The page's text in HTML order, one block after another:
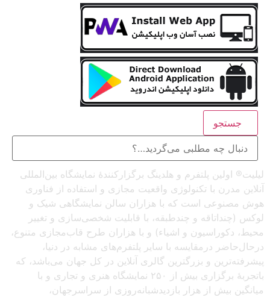
جستجو
لیلیت® اولین پلتفرم و هلدینگ برگزارکنندهٔ نمایشگاه بین‌المللی
آنلاین مدرن با تکنولوژی واقعیت مجازی و استفاده از فناوری
هوش مصنوعی است که با هزاران سالن نمایشگاهی شیک و
لوکس (چنداتاقه و چندطبقه، با قابلیت شخصی‌سازی و تغییر
محیط، دکوراسیون و اشیاء) و با هزاران طرح قاب‌مجازی متنوع،
درحال‌حاضر درمقایسه با سایر پلتفرم‌های مشابه در دنیا،
پیشرفته‌ترین و بزرگترین گالری آنلاین در کل جهان می‌باشد، که
باتجربهٔ برگزاری بیش از ۲۵۰ نمایشگاه هنری و تجاری و با
میانگین بیش از هزار بازدیدشبانه‌روزی از سراسرجهان،